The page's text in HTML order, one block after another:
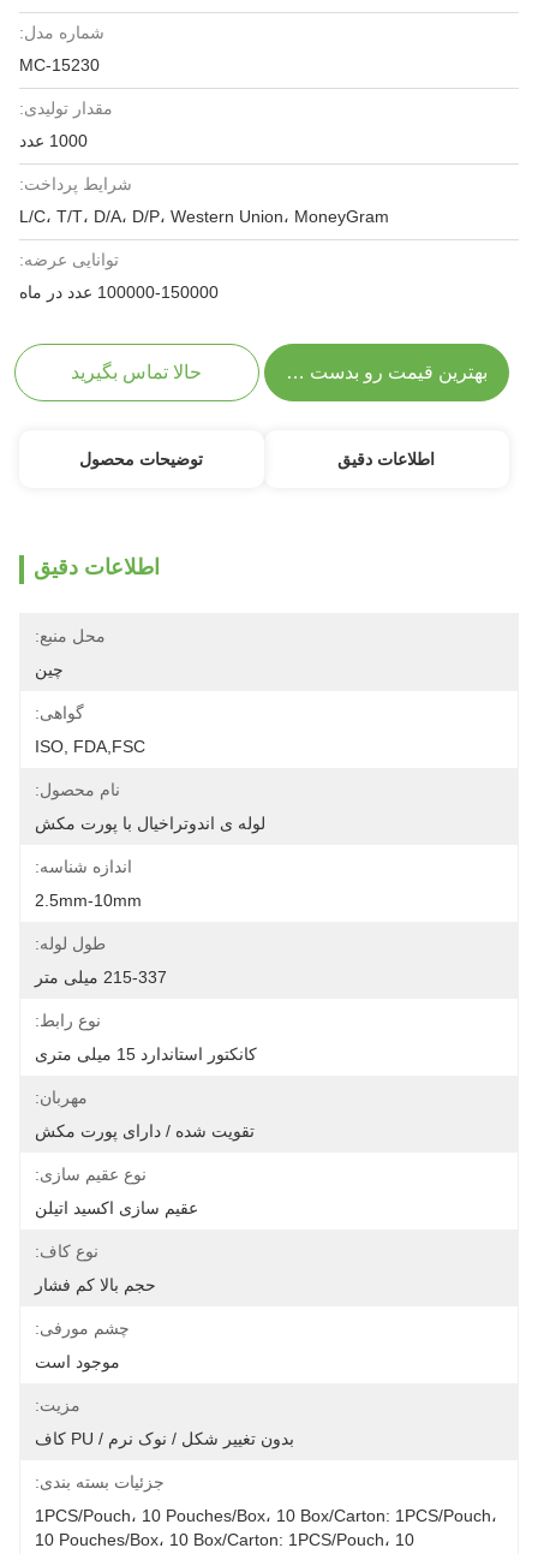
شماره مدل:
MC-15230
مقدار تولیدی:
1000 عدد
شرایط پرداخت:
L/C، T/T، D/A، D/P، Western Union، MoneyGram
توانایی عرضه:
100000-150000 عدد در ماه
بهترین قیمت رو بدست بیار حالا تماس بگیرید
اطلاعات دقیق توضیحات محصول
اطلاعات دقیق
محل منبع:
چین
گواهی:
ISO, FDA,FSC
نام محصول:
لوله ی اندوتراخیال با پورت مکش
اندازه شناسه:
2.5mm-10mm
طول لوله:
215-337 میلی متر
نوع رابط:
کانکتور استاندارد 15 میلی متری
مهربان:
تقویت شده / دارای پورت مکش
نوع عقیم سازی:
عقیم سازی اکسید اتیلن
نوع کاف:
حجم بالا کم فشار
چشم مورفی:
موجود است
مزیت:
بدون تغییر شکل / نوک نرم / PU کاف
جزئیات بسته بندی:
1PCS/Pouch، 10 Pouches/Box، 10 Box/Carton: 1PCS/Pouch،
10 Pouches/Box، 10 Box/Carton: 1PCS/Pouch، 10